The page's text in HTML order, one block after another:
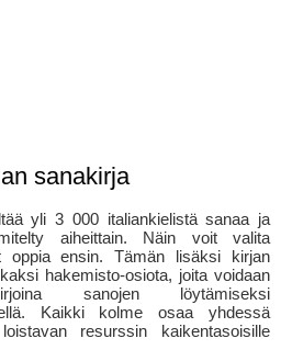
sanakirja
yli 3 000 italiankielistä sanaa ja
aiheittain. Näin voit valita
oppia ensin. Tämän lisäksi kirjan
hakemisto-osiota, joita voidaan
sanojen löytämiseksi
Kaikki kolme osaa yhdessä
resurssin kaikentasoisille